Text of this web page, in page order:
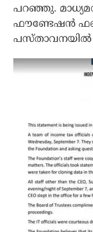
പറഞ്ഞു.
ഫൗണ്ടേഷന്‍
പസ്താവനയില്‍